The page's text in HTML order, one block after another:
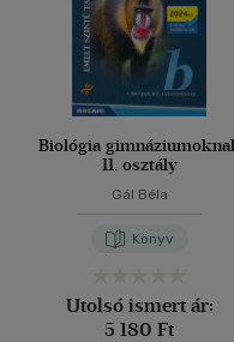
Biológia
11. osztály
Gál Béla
Könyv
Utolsó ismert ár:
5 180 Ft